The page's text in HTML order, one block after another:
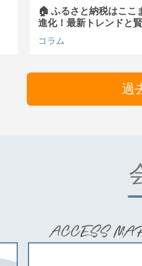
🏠 ふるさと納税はここ
進化！最新トレンドと
コラム
過